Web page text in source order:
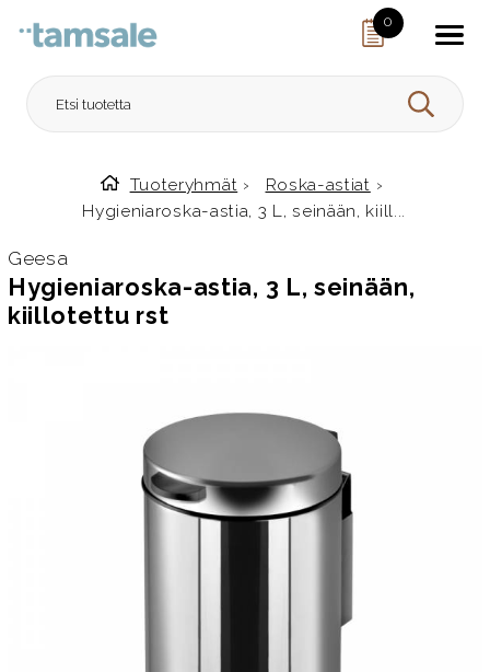
0
HAE
Etusivulle
Tuoteryhmät › Roska-astiat ›
Hygieniaroska-astia, 3 L, seinään, kiill...
Geesa
Hygieniaroska-astia, 3 L, seinään,
kiillotettu rst